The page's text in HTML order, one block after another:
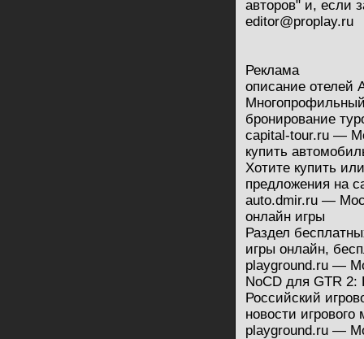
авторов" и, если
editor@proplay.ru
Реклама
описание отелей
бронирование
capital-tour.ru —
купить
Хотите купить
предложения на
auto.dmir.ru —
онлайн игры
Раздел
игры онлайн,
playground.ru —
NoCD для GTR 2:
Российский
новости игрового
playground.ru —